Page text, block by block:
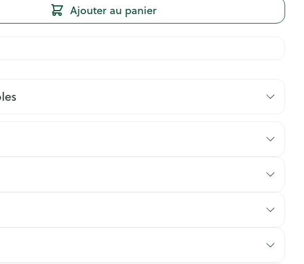
Ajouter au panier